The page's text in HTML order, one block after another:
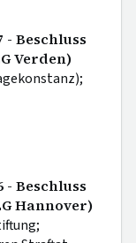
- Beschluss
Verden)
- Beschluss
Hannover)